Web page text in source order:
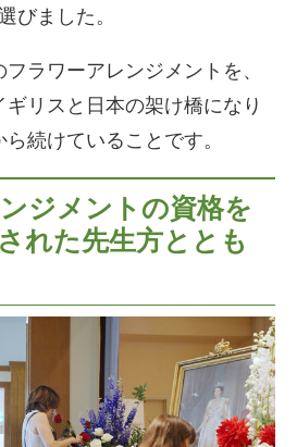
びました。
ラワーアレンジメントを、
リスと日本の架け橋になり
続けていることです。
ジメントの資格を
れた先生方ととも